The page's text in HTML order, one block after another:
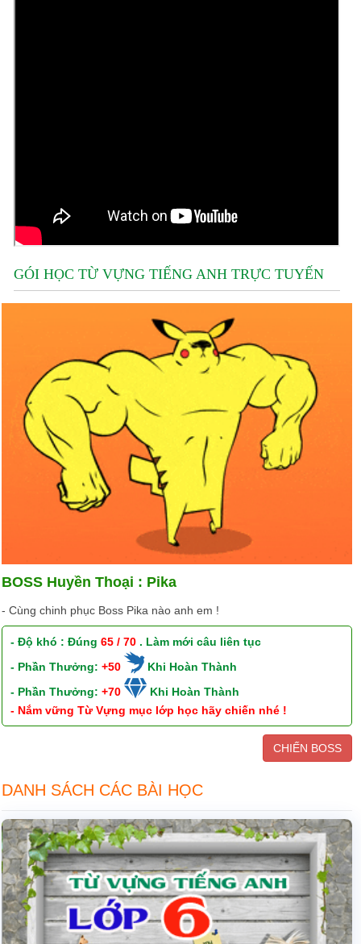
GÓI HỌC TỪ VỰNG TIẾNG ANH TRỰC TUYẾN
BOSS Huyền Thoại : Pika
- Cùng chinh phục Boss Pika nào anh em !
- Độ khó : Đúng65 / 70 . Làm mới câu liên tục
- Phần Thưởng:+50
Khi Hoàn Thành
- Phần Thưởng:+70
Khi Hoàn Thành
- Nắm vững Từ Vựng mục lớp học hãy chiến nhé !
CHIẾN BOSS
DANH SÁCH CÁC BÀI HỌC